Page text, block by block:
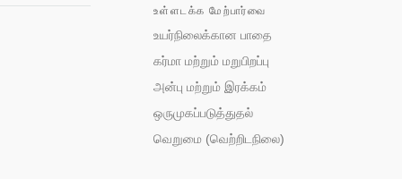
உள்ளடக்க மேற்பார்வை
உயர்நிலைக்கான பாதை
கர்மா மற்றும் மறுபிறப்பு
அன்பு மற்றும் இரக்கம்
ஒருமுகப்படுத்துதல்
வெறுமை (வெற்றிடநிலை)